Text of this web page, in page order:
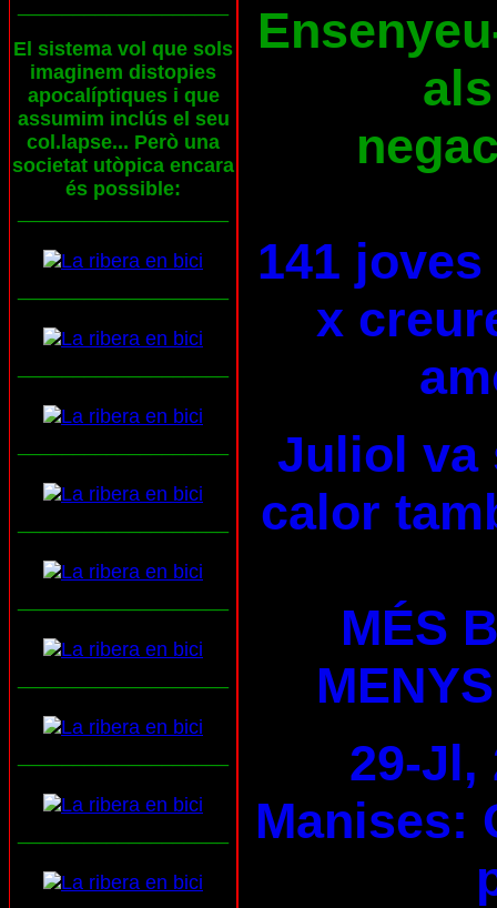
El sistema vol que sols
imaginem distopies
apocalíptiques i que
assumim inclús el seu
col.lapse... Però una
societat utòpica encara
és possible:
141
x
Juliol va
calor
MÉS
29-Jl,
Manises: